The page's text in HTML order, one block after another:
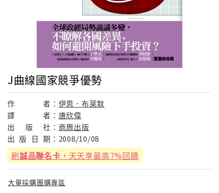
J曲線國家競爭優勢
作 者： 伊恩．布萊默
譯
者： 唐欣偉
出
版 社： 商周出版
出 版 日 期： 2008/10/08
刷誠品聯名卡 ，天天享最高7%回饋
大量採購團購專區